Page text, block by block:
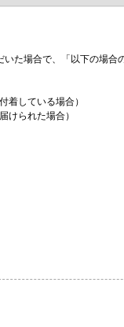
た場合で、「以下の場合
着している場合）
けられた場合）